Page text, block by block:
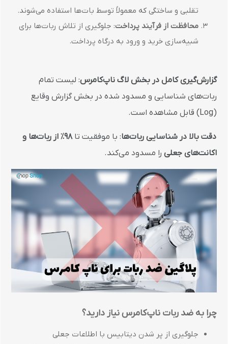
تقلبی و ساختگی که معمولاً توسط بات‌ها استفاده می‌شوند.
محافظت از فرآیند پرداخت: جلوگیری از تلاش ربات‌ها برای
شبیه‌سازی خرید و ورود به درگاه پرداخت.
گزارش‌گیری کامل در بخش لاگ ناپ‌کامرس: لیست تمام
ربات‌های شناسایی و مسدود شده در بخش گزارش وقایع
(Log) قابل مشاهده است.
دقت بالا در شناسایی ربات‌ها: با موفقیت تا
۹۸٪ از ربات‌ها و
اکانت‌های جعلی را مسدود می‌کند.
چرا به ضد ربات ناپ‌کامرس نیاز دارید؟
جلوگیری از پر شدن دیتابیس با اطلاعات جعلی